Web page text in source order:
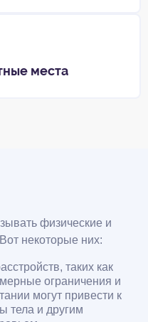
места
физические и
некоторые них:
таких как
ограничения и
могут привести к
тела и другим